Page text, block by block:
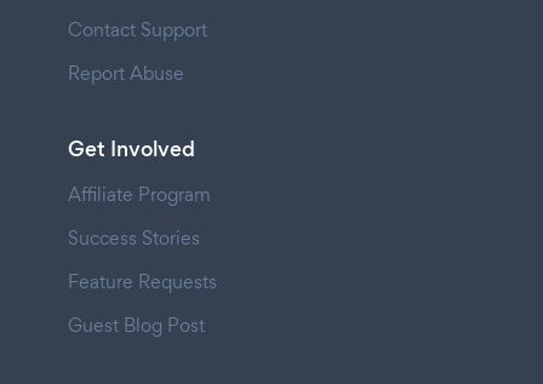
Contact Support
Report Abuse
Get Involved
Affiliate Program
Success Stories
Feature Requests
Guest Blog Post